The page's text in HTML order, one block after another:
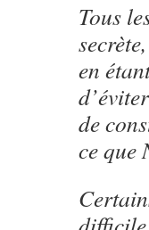
Tous
en
de
ce que